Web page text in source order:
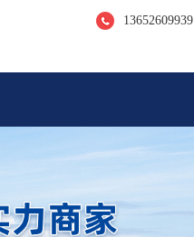
13652609939